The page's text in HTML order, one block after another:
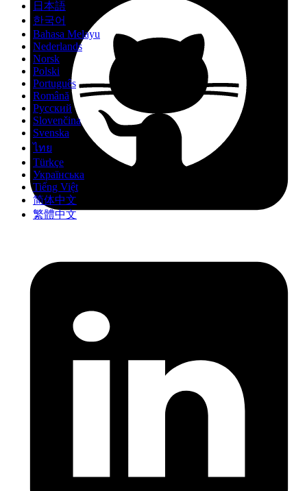
日本語
한국어
Bahasa Melayu
Nederlands
Norsk
Polski
Português
Română
Русский
Slovenčina
Svenska
ไทย
Türkçe
Українська
Tiếng Việt
简体中文
繁體中文